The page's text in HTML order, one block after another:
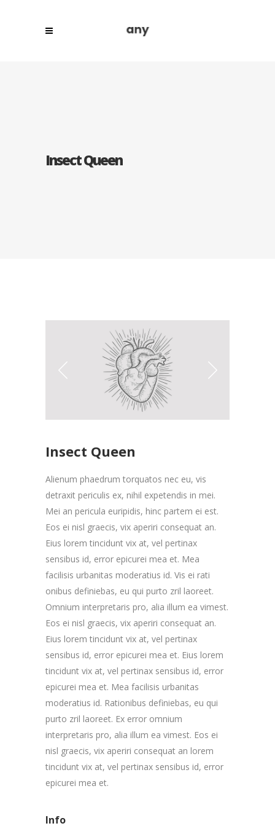
Insect Queen
Insect Queen
Alienum phaedrum torquatos nec eu, vis
detraxit periculis ex, nihil expetendis in mei.
Mei an pericula euripidis, hinc partem ei est.
Eos ei nisl graecis, vix aperiri consequat an.
Eius lorem tincidunt vix at, vel pertinax
sensibus id, error epicurei mea et. Mea
facilisis urbanitas moderatius id. Vis ei rati
onibus definiebas, eu qui purto zril laoreet.
Omnium interpretaris pro, alia illum ea vimest.
Eos ei nisl graecis, vix aperiri consequat an.
Eius lorem tincidunt vix at, vel pertinax
sensibus id, error epicurei mea et. Eius lorem
tincidunt vix at, vel pertinax sensibus id, error
epicurei mea et. Mea facilisis urbanitas
moderatius id. Rationibus definiebas, eu qui
purto zril laoreet. Ex error omnium
interpretaris pro, alia illum ea vimest. Eos ei
nisl graecis, vix aperiri consequat an lorem
tincidunt vix at, vel pertinax sensibus id, error
epicurei mea et.
Info